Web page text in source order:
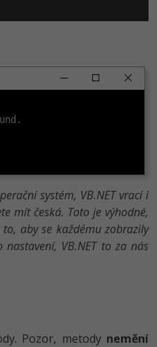
systém, VB.NET vrací i
mít česká. Toto je výhodné,
aby se každému zobrazily
VB.NET to za nás
Pozor, metody nemění